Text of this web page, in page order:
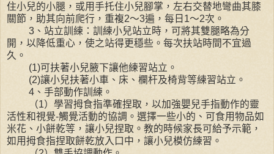
住小兒的小腿，或用手托住小兒腳掌，左右交替地彎曲其膝
關節，助其向前爬行，重複2～3遍，每日1～2次。
3、站立訓練：訓練小兒站立時，可將其雙腿略為分
開，以降低重心，使之站得更穩些。每次扶站時間不宜過
久。
(1)可扶著小兒腋下讓他練習站立。
(2)讓小兒扶著小車、床、欄杆及椅背等練習站立。
4、手部動作訓練。
（1）學習拇食指準確捏取，以加強嬰兒手指動作的靈
活性和視覺-觸覺活動的協調。選擇一些小的、可食用物品如
米花、小餅乾等，讓小兒捏取。教的時候家長可給予示範，
如用拇食指捏取餅乾放入口中，讓小兒模仿練習。